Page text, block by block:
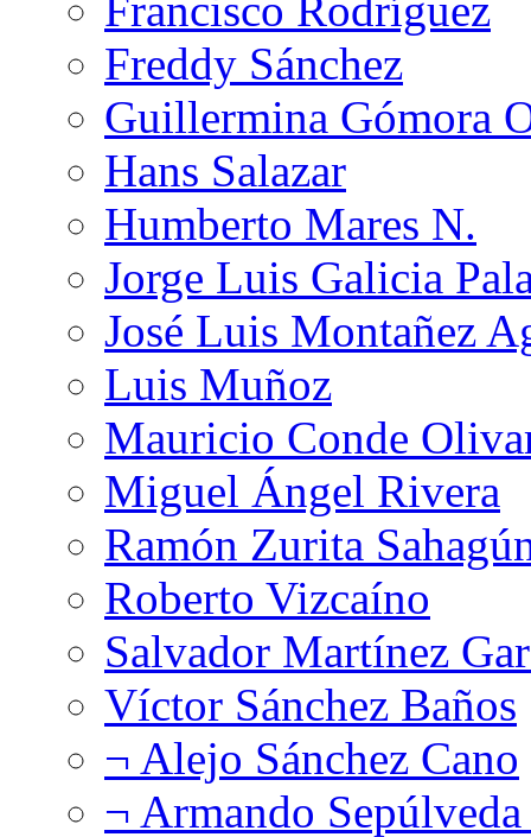
Freddy Sánchez
Guillermina Gómora
Hans Salazar
Humberto Mares N.
Jorge Luis Galicia
José Luis Montañez
Luis Muñoz
Mauricio Conde
Miguel Ángel Rivera
Ramón Zurita
Roberto Vizcaíno
Salvador Martínez
Víctor Sánchez Baños
¬ Alejo Sánchez Cano
¬ Armando